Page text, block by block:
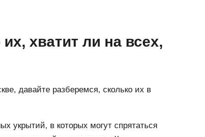
хватит ли на всех,
давайте разберемся, сколько их в
укрытий, в которых могут спрятаться